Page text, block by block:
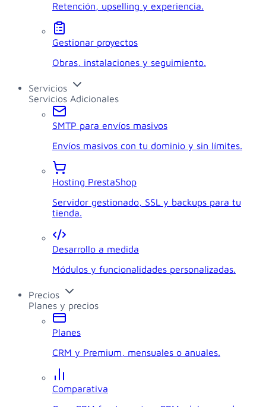
Retención, upselling y experiencia.
Gestionar proyectos
Obras, instalaciones y seguimiento.
Servicios
Servicios Adicionales
SMTP para envíos masivos
Envíos masivos con tu dominio y sin límites.
Hosting PrestaShop
Servidor gestionado, SSL y backups para tu
tienda.
Desarrollo a medida
Módulos y funcionalidades personalizadas.
Precios
Planes y precios
Planes
CRM y Premium, mensuales o anuales.
Comparativa